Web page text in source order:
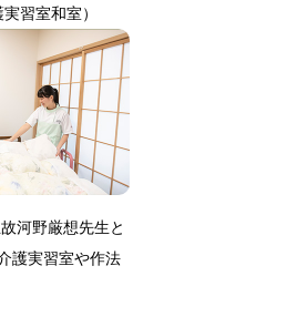
習室和室）
河野厳想先生と
護実習室や作法